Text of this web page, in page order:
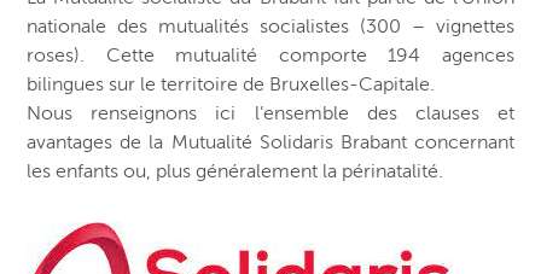
nationale des mutualités socialistes (300 – vignettes
roses). Cette mutualité comporte 194 agences
bilingues sur le territoire de Bruxelles-Capitale.
Nous renseignons ici l’ensemble des clauses et
avantages de la Mutualité Solidaris Brabant concernant
les enfants ou, plus généralement la périnatalité.